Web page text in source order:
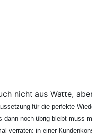
nicht aus Watte,
für die perfekte
noch übrig bleibt
in einer